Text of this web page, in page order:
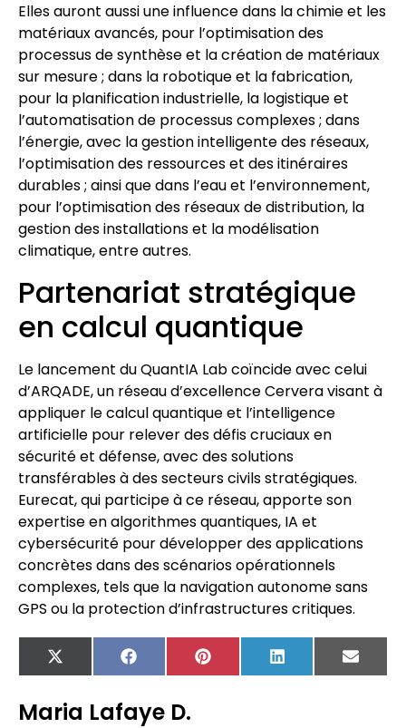
Elles auront aussi une influence dans la chimie et les
matériaux avancés, pour l’optimisation des
processus de synthèse et la création de matériaux
sur mesure ; dans la robotique et la fabrication,
pour la planification industrielle, la logistique et
l’automatisation de processus complexes ; dans
l’énergie, avec la gestion intelligente des réseaux,
l’optimisation des ressources et des itinéraires
durables ; ainsi que dans l’eau et l’environnement,
pour l’optimisation des réseaux de distribution, la
gestion des installations et la modélisation
climatique, entre autres.
Partenariat stratégique
en calcul quantique
Le lancement du QuantIA Lab coïncide avec celui
d’ARQADE, un réseau d’excellence Cervera visant à
appliquer le calcul quantique et l’intelligence
artificielle pour relever des défis cruciaux en
sécurité et défense, avec des solutions
transférables à des secteurs civils stratégiques.
Eurecat, qui participe à ce réseau, apporte son
expertise en algorithmes quantiques, IA et
cybersécurité pour développer des applications
concrètes dans des scénarios opérationnels
complexes, tels que la navigation autonome sans
GPS ou la protection d’infrastructures critiques.
X
(Twitter)
FacebookPinterest LinkedIn Email
Maria Lafaye D.